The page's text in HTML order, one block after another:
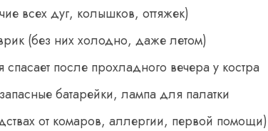
всех дуг, колышков, оттяжек)
(без них холодно, даже летом)
после прохладного вечера у костра
батарейки, лампа для палатки
от комаров, аллергии, первой помощи)